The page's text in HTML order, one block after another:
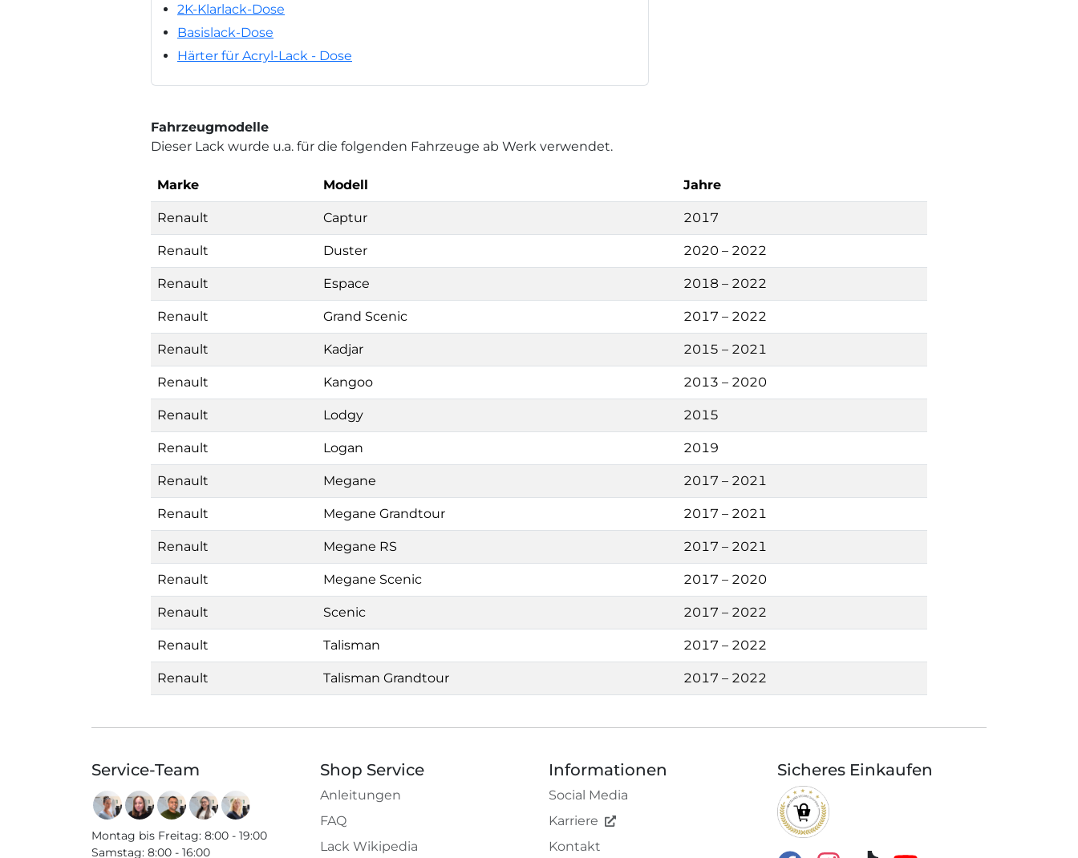
2K-Klarlack-Dose
Basislack-Dose
Härter für Acryl-Lack - Dose
Fahrzeugmodelle
Dieser Lack wurde u.a. für die folgenden Fahrzeuge ab Werk verwendet.
Marke Modell Jahre
Renault Captur 2017
Renault Duster 2020 – 2022
Renault Espace 2018 – 2022
Renault Grand Scenic 2017 – 2022
Renault Kadjar 2015 – 2021
Renault Kangoo 2013 – 2020
Renault Lodgy 2015
Renault Logan 2019
Renault Megane 2017 – 2021
Renault Megane Grandtour 2017 – 2021
Renault Megane RS 2017 – 2021
Renault Megane Scenic 2017 – 2020
Renault Scenic 2017 – 2022
Renault Talisman 2017 – 2022
Renault Talisman Grandtour 2017 – 2022
Service-Team
Montag bis Freitag: 8:00 - 19:00
Samstag: 8:00 - 16:00
Shop Service
Anleitungen
FAQ
Lack Wikipedia
Informationen
Social Media
Karriere
Kontakt
Sicheres Einkaufen